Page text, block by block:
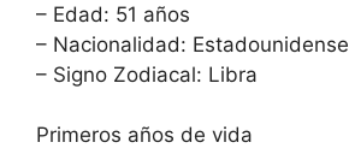
– Edad: 51 años
– Nacionalidad: Estadounidense
– Signo Zodiacal: Libra
Primeros años de vida